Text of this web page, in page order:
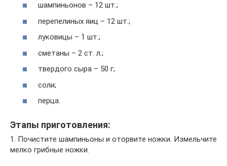
шампиньонов – 12 шт.;
перепелиных яиц – 12 шт.;
луковицы – 1 шт.;
сметаны – 2 ст. л.;
твердого сыра – 50 г;
соли;
перца.
Этапы приготовления:
1. Почистите шампиньоны и оторвите ножки. Измельчите
мелко грибные ножки.